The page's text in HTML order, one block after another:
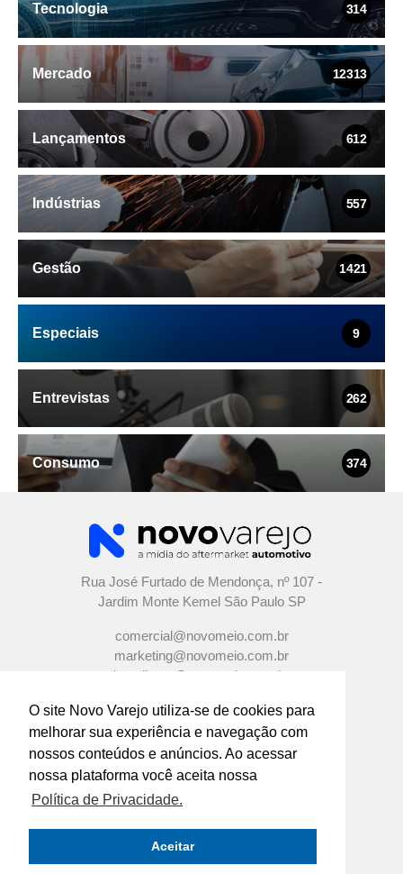
O site Novo Varejo utiliza-se de cookies para
melhorar sua experiência e navegação com
nossos conteúdos e anúncios. Ao acessar
nossa plataforma você aceita nossa
Política de Privacidade.
Aceitar
Tecnologia 314
Mercado 12313
Lançamentos 612
Indústrias 557
Gestão 1421
Especiais 9
Entrevistas 262
Consumo 374
Rua José Furtado de Mendonça, nº 107 -
Jardim Monte Kemel São Paulo SP
comercial@novomeio.com.br
marketing@novomeio.com.br
jornalismo@novomeio.com.br
CONFIRA AS NOSSAS REDES SOCIAIS
indústrias e distribuidores com os empresários e